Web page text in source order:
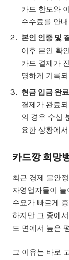
카드 한도와
수수료를 안
본인 인증 및
이후 본인 확
카드 결제가
명하게 기록
현금 입금 완료
결제가 완료
의 경우 수십
요한 상황에
카드깡 희망
최근 경제 불안
자영업자들이
수요가 빠르게
하지만 그 중에
도 면에서 높은
그 이유는 바로